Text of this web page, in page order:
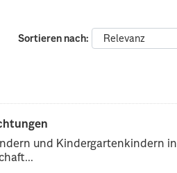
Sortieren nach
und Kindergartenkindern in